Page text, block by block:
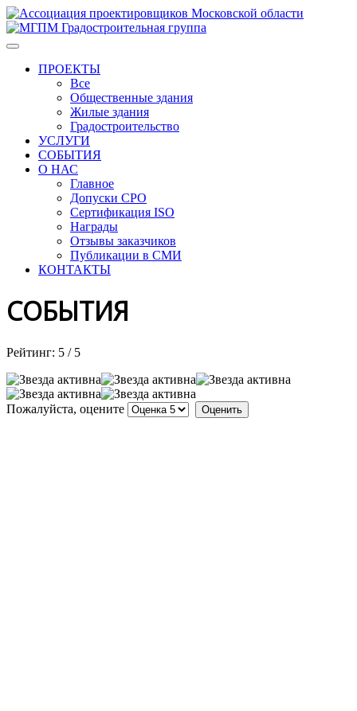
ПРОЕКТЫ
Все
Общественные здания
Жилые здания
Градостроительство
УСЛУГИ
СОБЫТИЯ
О НАС
Главное
Допуски СРО
Сертификация ISO
Награды
Отзывы заказчиков
Публикации в СМИ
КОНТАКТЫ
СОБЫТИЯ
Рейтинг: 5 / 5
Пожалуйста, оцените